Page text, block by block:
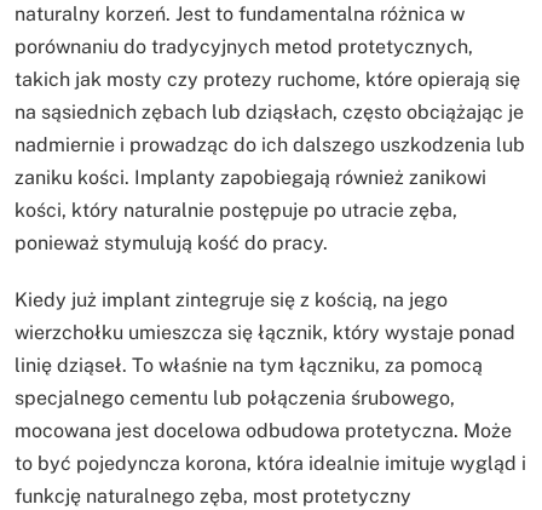
naturalny korzeń. Jest to fundamentalna różnica w
porównaniu do tradycyjnych metod protetycznych,
takich jak mosty czy protezy ruchome, które opierają się
na sąsiednich zębach lub dziąsłach, często obciążając je
nadmiernie i prowadząc do ich dalszego uszkodzenia lub
zaniku kości. Implanty zapobiegają również zanikowi
kości, który naturalnie postępuje po utracie zęba,
ponieważ stymulują kość do pracy.
Kiedy już implant zintegruje się z kością, na jego
wierzchołku umieszcza się łącznik, który wystaje ponad
linię dziąseł. To właśnie na tym łączniku, za pomocą
specjalnego cementu lub połączenia śrubowego,
mocowana jest docelowa odbudowa protetyczna. Może
to być pojedyncza korona, która idealnie imituje wygląd i
funkcję naturalnego zęba, most protetyczny